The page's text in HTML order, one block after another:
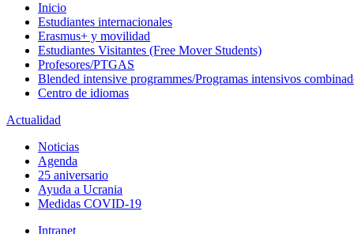
Inicio
Estudiantes internacionales
Erasmus+ y movilidad
Estudiantes Visitantes (Free Mover Students)
Profesores/PTGAS
Blended intensive programmes/Programas intensivos
Centro de idiomas
Actualidad
Noticias
Agenda
25 aniversario
Ayuda a Ucrania
Medidas COVID-19
Intranet